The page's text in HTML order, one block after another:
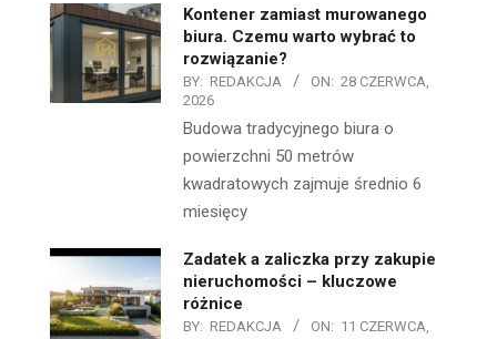
Kontener zamiast murowanego
biura. Czemu warto wybrać to
rozwiązanie?
BY: REDAKCJA ON: 28 CZERWCA,
2026
Budowa tradycyjnego biura o
powierzchni 50 metrów
kwadratowych zajmuje średnio 6
miesięcy
Zadatek a zaliczka przy zakupie
nieruchomości – kluczowe
różnice
BY: REDAKCJA ON: 11 CZERWCA,